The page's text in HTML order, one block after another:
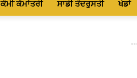
ਕੌਮੀ ਕੌਮਾਂਤਰੀ ਸਾਡੀ ਤੰਦਰੁਸਤੀ ਖੇਡਾਂ